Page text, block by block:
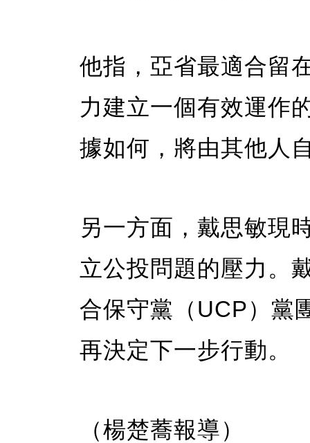
他指，亞省最適合留
力建立一個有效運作
據如何，將由其他人
另一方面，戴思敏現
立公投問題的壓力。
合保守黨（UCP）黨
再決定下一步行動。
（楊楚蕎報導）